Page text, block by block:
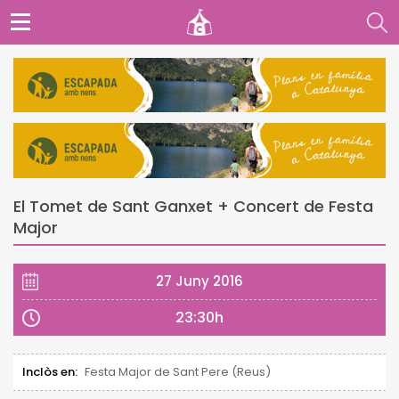
El Tomet de Sant Ganxet + Concert de Festa
Major
27 Juny 2016
23:30h
Inclòs en: Festa Major de Sant Pere (Reus)